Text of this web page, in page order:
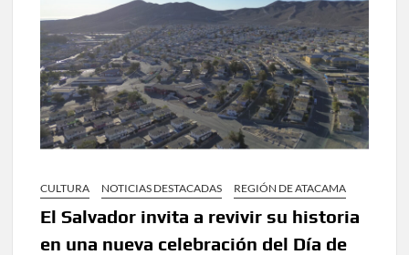
CULTURA NOTICIAS DESTACADAS REGIÓN DE ATACAMA
El Salvador invita a revivir su historia
en una nueva celebración del Día de